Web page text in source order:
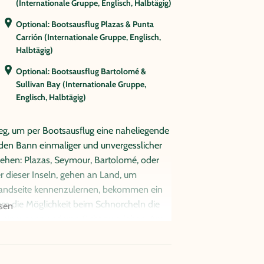
Bäumchen überzogene Insel lädt in
mit tropischen Fischen,
und verspielten Seelöwen
Wäldern aus endemischen
bekannt.
Ausflugsyacht in Richtung Santa Fé.
an einer schönen Bucht mit etwas
Landung am feinen Sandstrand, die
große Landleguane sowie auf
Am späten Nachmittag
buchbar. Dennoch müssen aufgrund der
(Internationale Gruppe, Englisch, Halbtägig)
Optional: Bootsausflug Plazas & Punta
Carrión (Internationale Gruppe, Englisch,
Halbtägig)
Optional: Bootsausflug Bartolomé &
Sullivan Bay (Internationale Gruppe,
Englisch, Halbtägig)
um per Bootsausflug eine naheliegende
Bann einmaliger und unvergesslicher
Plazas, Seymour, Bartolomé, oder
dieser Inseln, gehen an Land, um
kennenzulernen, bekommen ein
die Möglichkeit beim Schnorcheln die